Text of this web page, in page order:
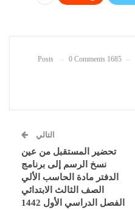
1685 Posts
0 Comments
التالي
تحضير المستقبل من عين
نسخ الرسم إلى برنامج
الدفتر مادة الحاسب الألي
الصف الثالث الابتدائي
الفصل الدراسي الأول 1442